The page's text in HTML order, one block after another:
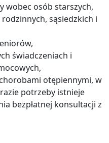
wobec osób starszych,
sąsiedzkich i
świadczeniach i
otępiennymi, w
potrzeby istnieje
bezpłatnej konsultacji z